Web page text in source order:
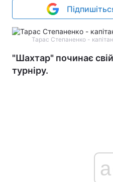
Тарас Степаненко -
"Шахтар" починає
турніру.